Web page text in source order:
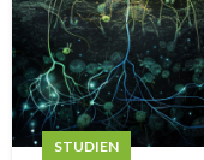
STUDIEN